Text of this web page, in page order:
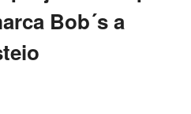
Bob´s a